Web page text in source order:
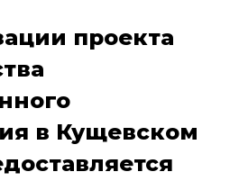
проекта
в Кущевском